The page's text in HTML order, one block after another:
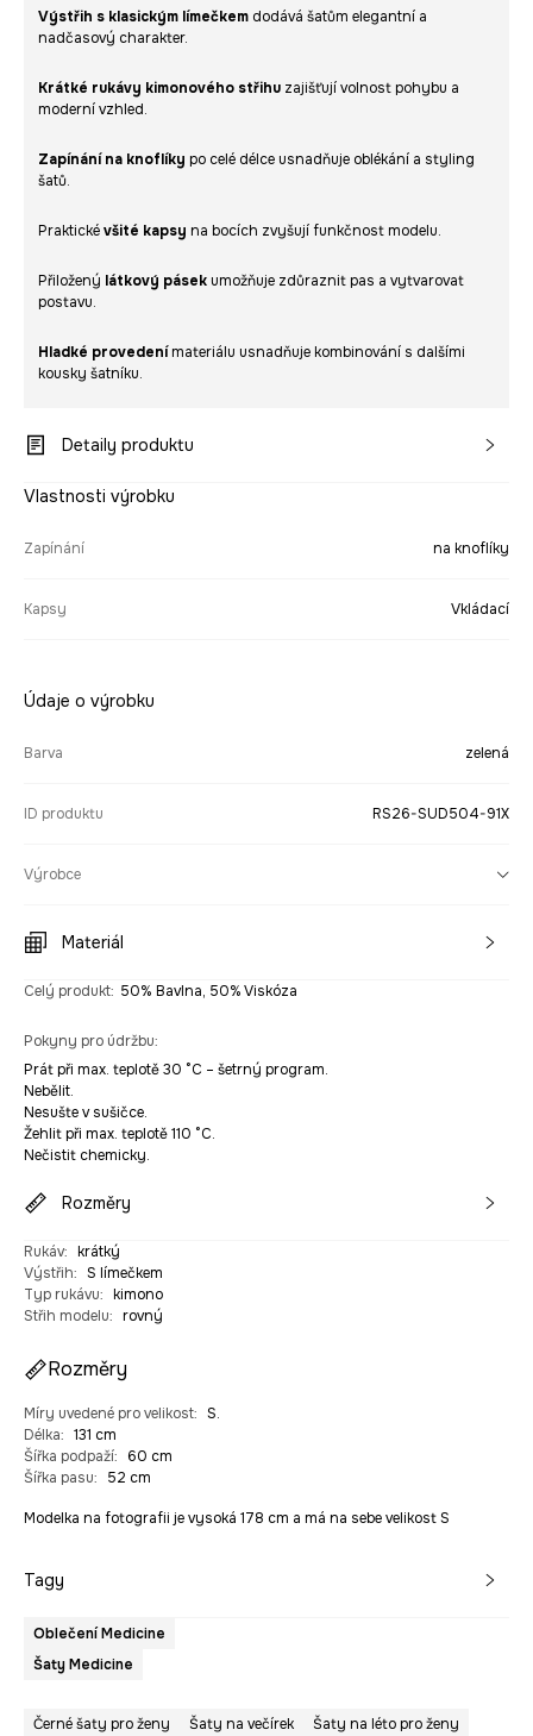
Výstřih s klasickým límečkem dodává šatům elegantní a
nadčasový charakter.
Krátké rukávy kimonového střihu zajišťují volnost pohybu a
moderní vzhled.
Zapínání na knoflíky po celé délce usnadňuje oblékání a styling
šatů.
Praktickévšité kapsy na bocích zvyšují funkčnost modelu.
Přiložený látkový pásek umožňuje zdůraznit pas a vytvarovat
postavu.
Hladké provedenímateriálu usnadňuje kombinování s dalšími
kousky šatníku.
Detaily produktu
Vlastnosti výrobku
Zapínání na knoflíky
Kapsy Vkládací
Údaje o výrobku
Barva zelená
ID produktu RS26-SUD504-91X
Výrobce
Materiál
Celý produkt: 50% Bavlna, 50% Viskóza
Pokyny pro údržbu:
Prát při max. teplotě 30 °C – šetrný program.
Nebělit.
Nesušte v sušičce.
Žehlit při max. teplotě 110 °C.
Nečistit chemicky.
Rozměry
Rukáv: krátký
Výstřih: S límečkem
Typ rukávu: kimono
Střih modelu: rovný
Rozměry
Míry uvedené pro velikost: S.
Délka: 131 cm
Šířka podpaží:
60 cm
Šířka pasu: 52 cm
Modelka na fotografii je vysoká 178 cm a má na sebe velikost S
Tagy
Oblečení Medicine
Šaty Medicine
Černé šaty pro ženy Šaty na večírek
Šaty na léto pro ženy